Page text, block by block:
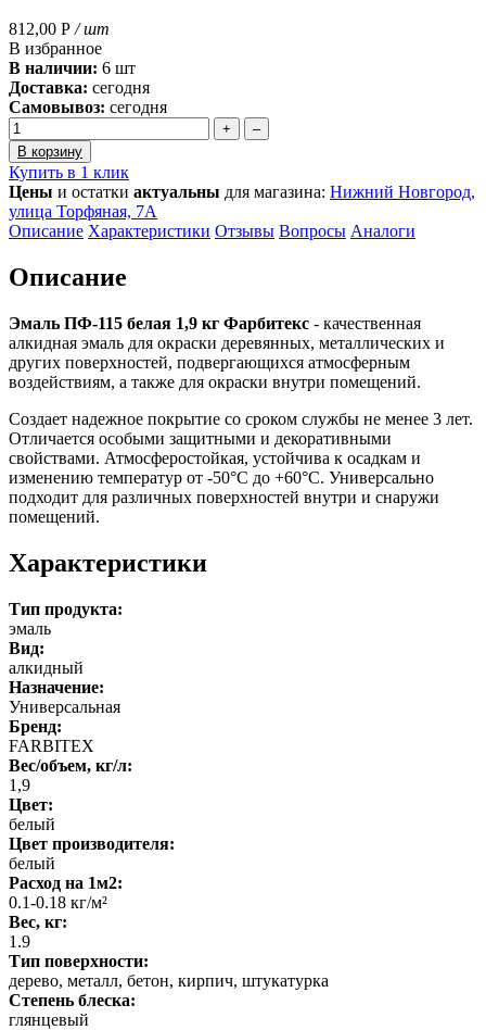
812,00 Р / шт
В избранное
В наличии: 6 шт
Доставка: сегодня
Самовывоз: сегодня
+
–
В корзину
Купить в 1 клик
Цены и остатки актуальны для магазина: Нижний Новгород,
улица Торфяная, 7А
Описание Характеристики Отзывы Вопросы Аналоги
Описание
Эмаль ПФ-115 белая 1,9 кг Фарбитекс - качественная
алкидная эмаль для окраски деревянных, металлических и
других поверхностей, подвергающихся атмосферным
воздействиям, а также для окраски внутри помещений.
Создает надежное покрытие со сроком службы не менее 3 лет.
Отличается особыми защитными и декоративными
свойствами. Атмосферостойкая, устойчива к осадкам и
изменению температур от -50°С до +60°С. Универсально
подходит для различных поверхностей внутри и снаружи
помещений.
Характеристики
Тип продукта:
эмаль
Вид:
алкидный
Назначение:
Универсальная
Бренд:
FARBITEX
Вес/объем, кг/л:
1,9
Цвет:
белый
Цвет производителя:
белый
Расход на 1м2:
0.1-0.18 кг/м²
Вес, кг:
1.9
Тип поверхности:
дерево, металл, бетон, кирпич, штукатурка
Степень блеска:
глянцевый